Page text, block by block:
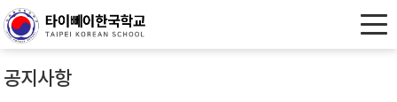
공지사항